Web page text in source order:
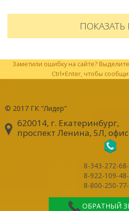
Заметили ошибку на сайте?
Ctrl+Enter, чтобы
© 2017 ГК "Лидер"
620014, г. Екатеринбург,
проспект Ленина, 5Л,
8-343-272-
8-922-109-
8-800-250-
ОБРАТНЫЙ